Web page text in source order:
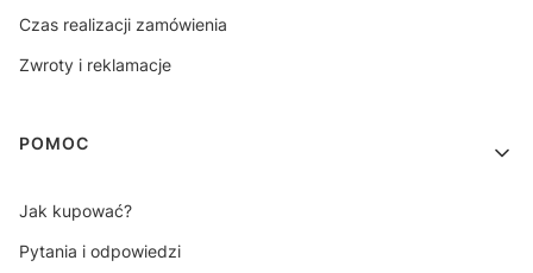
Czas realizacji zamówienia
Zwroty i reklamacje
POMOC
Jak kupować?
Pytania i odpowiedzi